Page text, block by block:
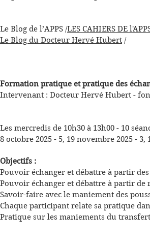
Le Blog de l’APPS /LES CAHIERS DE
Le Blog du Docteur Hervé Hubert /
Formation pratique et pratique des
Intervenant : Docteur Hervé Hubert -
Les mercredis de 10h30 à 13h00 - 10
8 octobre 2025 - 5, 19 novembre 2025 -
Objectifs :
Pouvoir échanger et débattre à partir
Pouvoir échanger et débattre à partir
Savoir-faire avec le maniement des
Chaque participant relate sa pratique
Pratique sur les maniements du